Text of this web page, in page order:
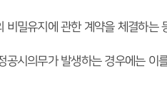
밀유지에 관한 계약을 체결하는
시의무가 발생하는 경우에는 이